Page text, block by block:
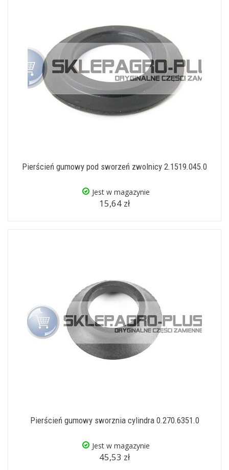
Pierścień gumowy pod sworzeń zwolnicy 2.1519.045.0
Jest w magazynie
15,64 zł
Pierścień gumowy sworznia cylindra 0.270.6351.0
Jest w magazynie
45,53 zł